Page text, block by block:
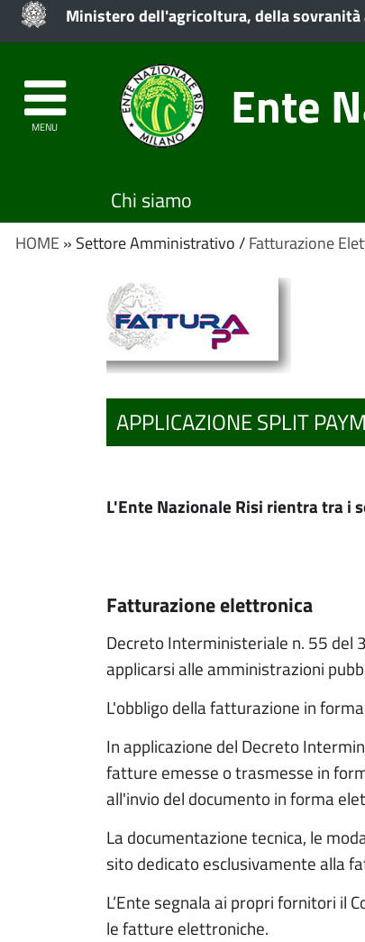
Ministero dell'agricoltura, della
MENU Ente
Chi siamo
HOME » Settore Amministrativo /Fatturazione
APPLICAZIONE SPLIT
L'Ente Nazionale Risi rientra tra i
fatturazione elettronica
Decreto Interministeriale n. 55 del
applicarsi alle amministrazioni
L'obbligo della fatturazione in
In applicazione del Decreto
fatture emesse o trasmesse in
all'invio del documento in forma
La documentazione tecnica, le
sito dedicato esclusivamente alla
L’Ente segnala ai propri fornitori il
le fatture elettroniche.